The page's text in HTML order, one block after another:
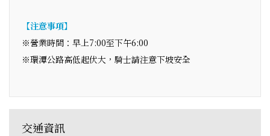
【注意事項】
※營業時間：早上7:00至下午6:00
※環潭公路高低起伏大，騎士請注意下坡安全
交通資訊